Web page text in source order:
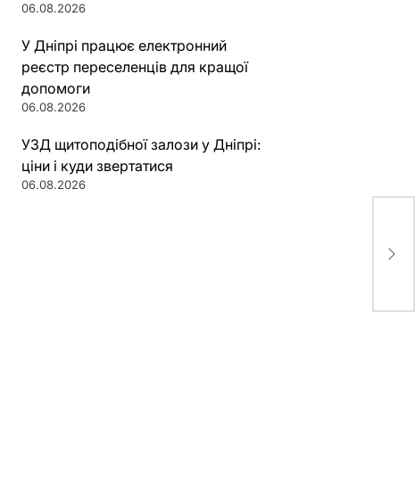
06.08.2026
У Дніпрі працює електронний
реєстр переселенців для кращої
допомоги
06.08.2026
УЗД щитоподібної залози у Дніпрі:
ціни і куди звертатися
06.08.2026